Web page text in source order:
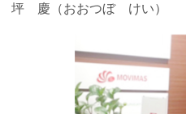
坪 慶（おおつぼ けい）